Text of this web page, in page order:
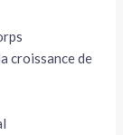
croissance de